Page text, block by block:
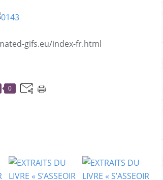
gifs.eu/index-fr.html
0